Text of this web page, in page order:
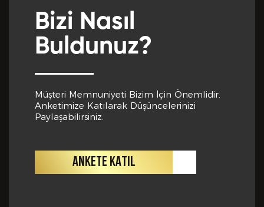
Bizi Nasıl
Buldunuz?
Müşteri Memnuniyeti Bizim İçin Önemlidir.
Anketimize Katılarak Düşüncelerinizi
Paylaşabilirsiniz.
ANKETE KATIL
Yabancı Dil Seviyesi *